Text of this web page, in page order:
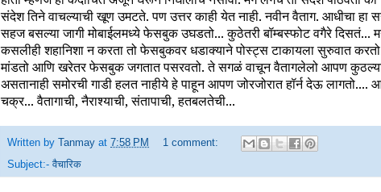
संदेश तिने वाचल्याची खूण उमटते. पण उत्तर काही येत नाही. नवीन वैताग. आधीचा हा
सहज बसल्या जागी मोबाईलमध्ये फेसबुक उघडतो... कुठेतरी बॉम्बस्फोट वगैरे दिसतं...
कसलीही शहानिशा न करता तो फेसबुकवर धडाक्याने पोस्ट्स टाकायला सुरुवात
मांडतो आणि खरेतर फेसबुक जगतात पसरवतो. ते सगळं वाचून वैतागलेलो आपण
असतानाही समोरची गाडी हलत नाहीये हे पाहून आपण जोरजोरात हॉर्न देऊ
चक्र... वैतागाची, नैराश्याची, संतापाची, हतबलतेची...
Written by Tanmay at 7:58 PM
1 comment:
Subject:-वैचारिक